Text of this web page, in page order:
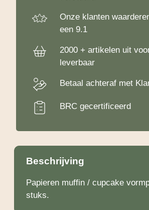
Onze klanten
een 9.1
2000 + artikelen uit
leverbaar
Betaal achteraf met
BRC gecertificeerd
Beschrijving
Papieren muffin / cupcake
stuks.